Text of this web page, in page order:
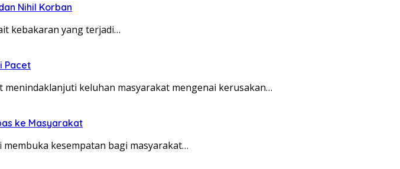
Nihil Korban
kebakaran yang terjadi…
Pacet
menindaklanjuti keluhan masyarakat mengenai kerusakan…
ke Masyarakat
membuka kesempatan bagi masyarakat…